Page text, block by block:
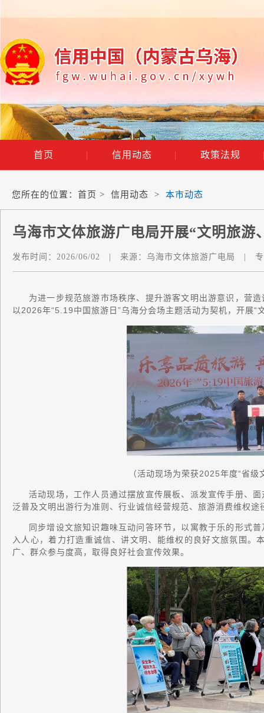
首页 | 信用动态 | 政策法规
您所在的位置： 首页 > 信用动态 > 本市动态
乌海市文体旅游广电局开展“文明旅游
发布时间： 2026/06/02 来源： 乌海市文体旅游广电局
为进一步规范旅游市场秩序、提升游客文明出游意识，营
以2026年“5.19中国旅游日”乌海分会场主题活动为契机，开展“
（活动现场为荣获2025年度“省
活动现场，工作人员通过摆放宣传展板、派发宣传手册、
泛普及文明出游行为准则、行业诚信经营规范、旅游消费维权途
同步增设文旅知识趣味互动问答环节，以寓教于乐的形式
入人心，着力打造重诚信、讲文明、能维权的良好文旅氛围
广、群众参与度高，取得良好社会宣传效果。